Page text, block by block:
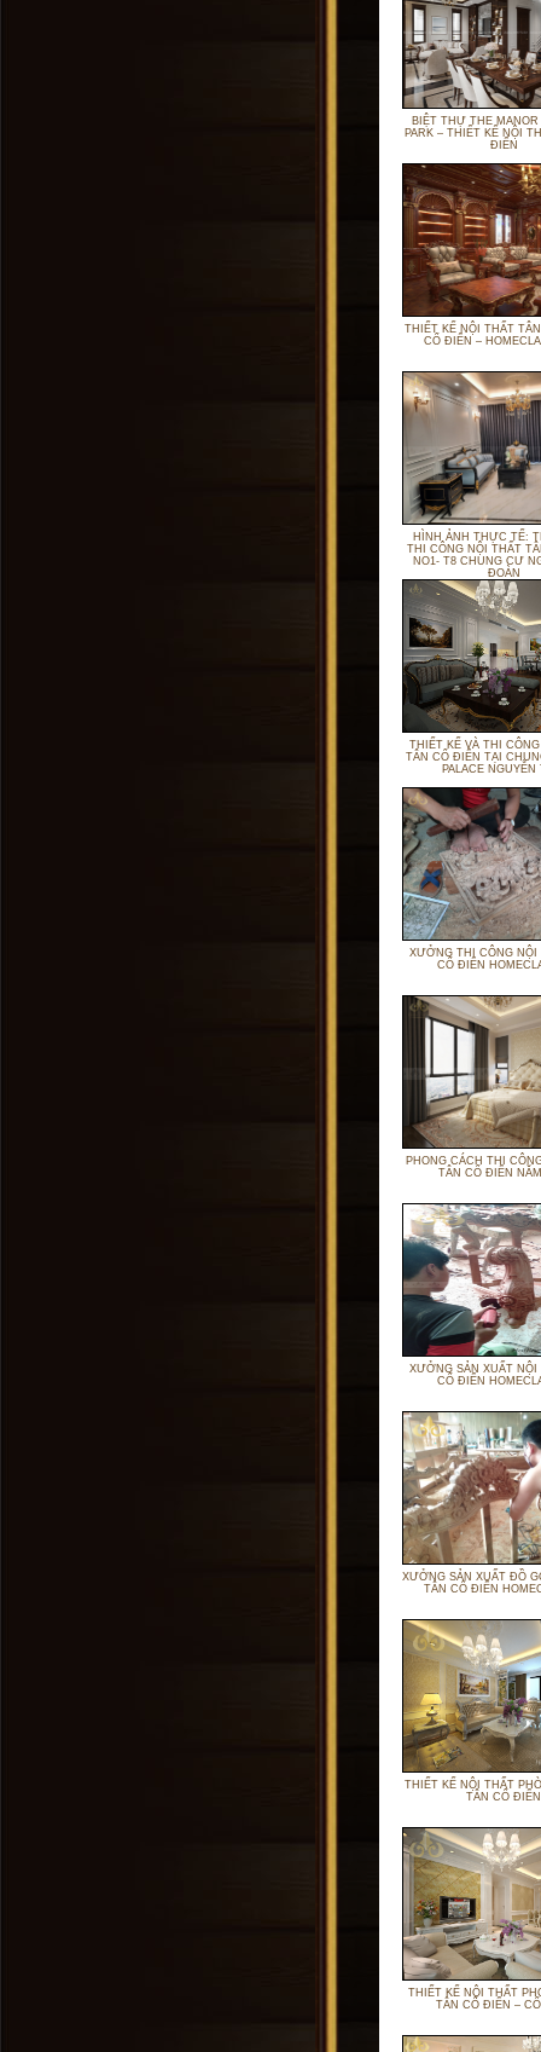
BIỆT THỰ THE MANOR
PARK – THIẾT KẾ NỘI
ĐIỂN
THIẾT KẾ NỘI THẤT
CỔ ĐIỂN –
HÌNH ẢNH THỰC TẾ:
THI CÔNG NỘI THẤT
NO1- T8 CHUNG CƯ
ĐOÀN
THIẾT KẾ VÀ THI
TÂN CỔ ĐIỂN TẠI
PALACE NGUYỄN
XƯỞNG THI CÔNG NỘI
CỔ ĐIỂN
PHONG CÁCH THI
TÂN CỔ ĐIỂN
XƯỞNG SẢN XUẤT NỘI
CỔ ĐIỂN
XƯỞNG SẢN XUẤT ĐỒ
TÂN CỔ ĐIỂN
THIẾT KẾ NỘI THẤT
TÂN CỔ ĐIỂN
THIẾT KẾ NỘI THẤT
TÂN CỔ ĐIỂN –